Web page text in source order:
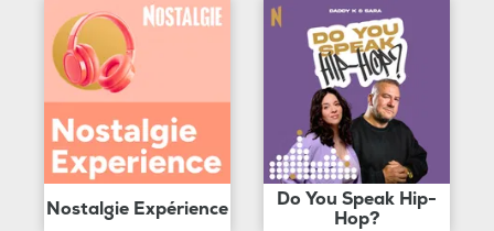
Nostalgie Expérience
Do You Speak Hip-
Hop?